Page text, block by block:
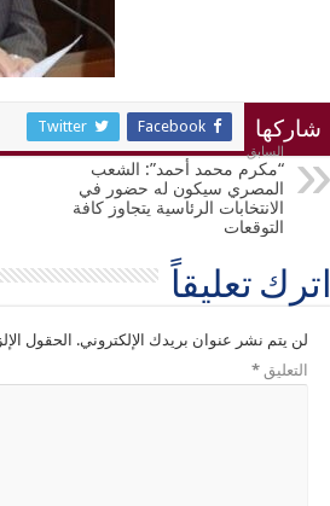
شاركها Facebook
Twitter
السابق
“مكرم محمد أحمد”: الشعب
المصري سيكون له حضور في
الانتخابات الرئاسية يتجاوز كافة
التوقعات
اترك تعليقاً
لن يتم نشر عنوان بريدك الإلكتروني. الحقول
التعليق*